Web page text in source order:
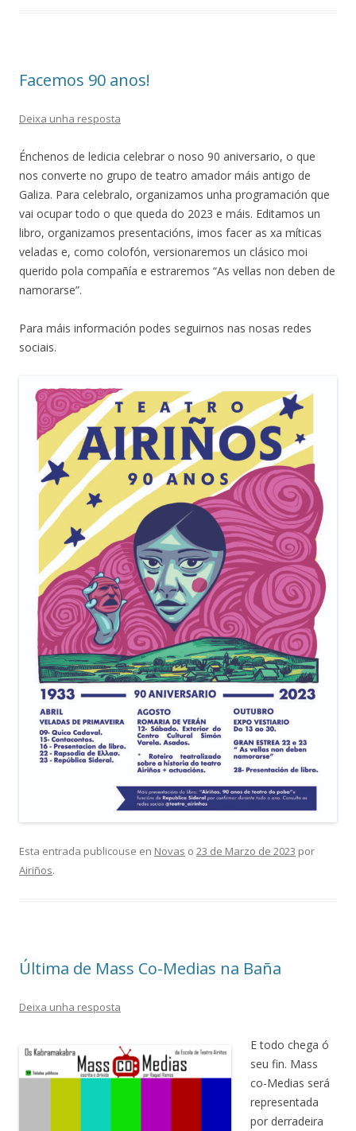
Facemos 90 anos!
Deixa unha resposta
Énchenos de ledicia celebrar o noso 90 aniversario, o que
nos converte no grupo de teatro amador máis antigo de
Galiza. Para celebralo, organizamos unha programación que
vai ocupar todo o que queda do 2023 e máis. Editamos un
libro, organizamos presentacións, imos facer as xa míticas
veladas e, como colofón, versionaremos un clásico moi
querido pola compañía e estraremos “As vellas non deben de
namorarse”.
Para máis información podes seguirnos nas nosas redes
sociais.
Esta entrada publicouse en Novas o 23 de Marzo de 2023 por
Airiños.
Última de Mass Co-Medias na Baña
Deixa unha resposta
E todo chega ó
seu fin. Mass
co-Medias será
representada
por derradeira